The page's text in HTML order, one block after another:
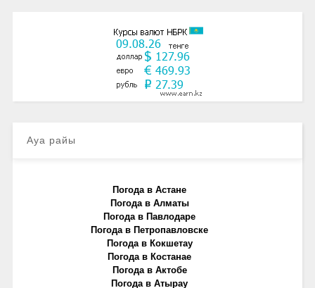
Ауа райы
Погода в Астане
Погода в Алматы
Погода в Павлодаре
Погода в Петропавловске
Погода в Кокшетау
Погода в Костанае
Погода в Актобе
Погода в Атырау